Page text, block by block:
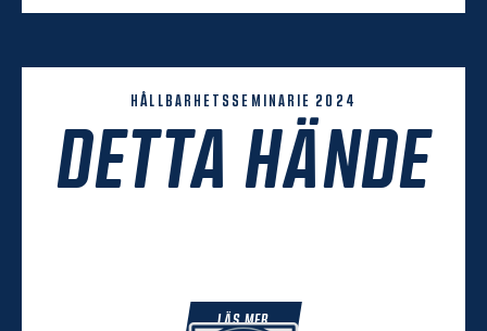
HÅLLBARHETSSEMINARIE 2024
DETTA HÄNDE
LÄS MER